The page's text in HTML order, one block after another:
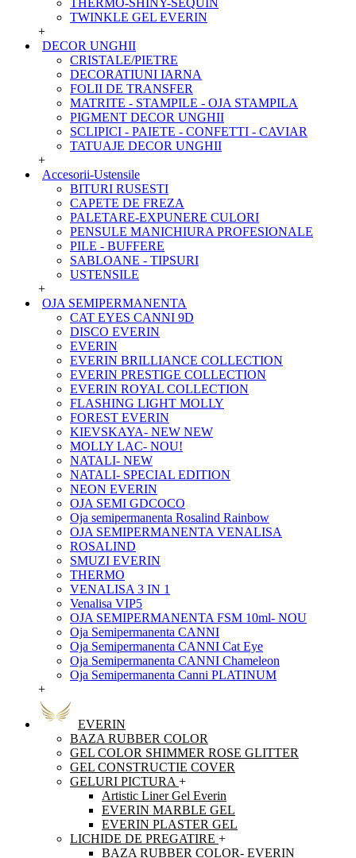
THERMO-SHINY-SEQUIN
TWINKLE GEL EVERIN
+
DECOR UNGHII
CRISTALE/PIETRE
DECORATIUNI IARNA
FOLII DE TRANSFER
MATRITE - STAMPILE - OJA STAMPILA
PIGMENT DECOR UNGHII
SCLIPICI - PAIETE - CONFETTI - CAVIAR
TATUAJE DECOR UNGHII
+
Accesorii-Ustensile
BITURI RUSESTI
CAPETE DE FREZA
PALETARE-EXPUNERE CULORI
PENSULE MANICHIURA PROFESIONALE
PILE - BUFFERE
SABLOANE - TIPSURI
USTENSILE
+
OJA SEMIPERMANENTA
CAT EYES CANNI 9D
DISCO EVERIN
EVERIN
EVERIN BRILLIANCE COLLECTION
EVERIN PRESTIGE COLLECTION
EVERIN ROYAL COLLECTION
FLASHING LIGHT MOLLY
FOREST EVERIN
KIEVSKAYA- NEW NEW
MOLLY LAC- NOU!
NATALI- NEW
NATALI- SPECIAL EDITION
NEON EVERIN
OJA SEMI GDCOCO
Oja semipermanenta Rosalind Rainbow
OJA SEMIPERMANENTA VENALISA
ROSALIND
SMUZI EVERIN
THERMO
VENALISA 3 IN 1
Venalisa VIP5
OJA SEMIPERMANENTA FSM 10ml- NOU
Oja Semipermanenta CANNI
Oja Semipermanenta CANNI Cat Eye
Oja Semipermanenta CANNI Chameleon
Oja Semipermanenta Canni PLATINUM
+
EVERIN
BAZA RUBBER COLOR
GEL COLOR SHIMMER ROSE GLITTER
GEL CONSTRUCTIE COVER
GELURI PICTURA +
Artistic Liner Gel Everin
EVERIN MARBLE GEL
EVERIN PLASTER GEL
LICHIDE DE PREGATIRE +
BAZA RUBBER COLOR- EVERIN